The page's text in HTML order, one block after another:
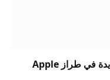
iPhone Ultra قادم: ست ميزات جديدة في طراز Apple